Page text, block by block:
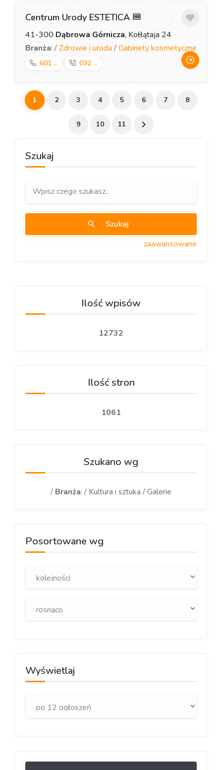
Centrum Urody ESTETICA
41-300 Dąbrowa Górnicza, Kołłątaja 24
Branża: /Zdrowie i uroda /Gabinety kosmetyczne
601 ... 032 ...
1 2 3 4 5 6 7 8
9 10 11
Szukaj
Szukaj
zaawansowane
Ilość wpisów
12732
Ilość stron
1061
Szukano wg
/ Branża: / Kultura i sztuka / Galerie
Posortowane wg
Wyświetlaj